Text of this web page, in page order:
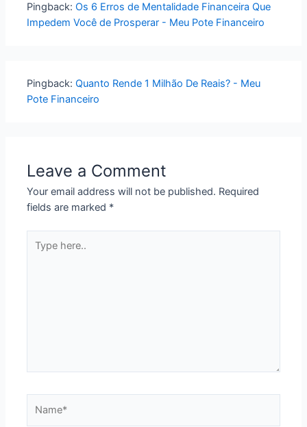
Pingback:Os 6 Erros de Mentalidade Financeira Que
Impedem Você de Prosperar - Meu Pote Financeiro
Pingback:Quanto Rende 1 Milhão De Reais? - Meu
Pote Financeiro
Leave a Comment
Your email address will not be published. Required
fields are marked *
here..